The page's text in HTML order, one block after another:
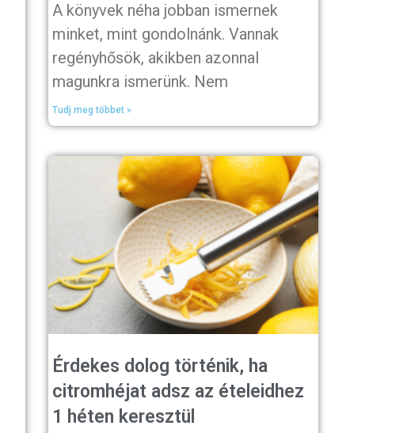
A könyvek néha jobban ismernek
minket, mint gondolnánk. Vannak
regényhősök, akikben azonnal
magunkra ismerünk. Nem
Tudj meg többet »
Érdekes dolog történik, ha
citromhéjat adsz az ételeidhez
1 héten keresztül